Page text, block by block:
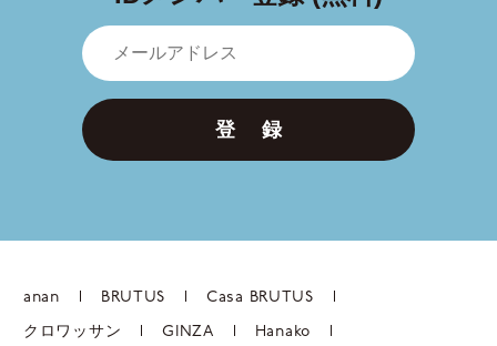
登 録
anan BRUTUS Casa BRUTUS
クロワッサン GINZA Hanako